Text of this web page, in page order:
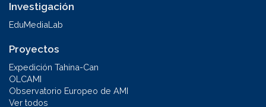
Investigación
EduMediaLab
Proyectos
Expedición Tahina-Can
OLCAMI
Observatorio Europeo de AMI
Ver todos